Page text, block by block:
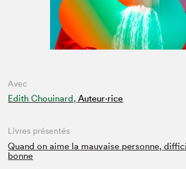
Avec
Edith Chouinard, Auteur·rice
Livres présentés
Quand on aime la mauvaise personne,
bonne